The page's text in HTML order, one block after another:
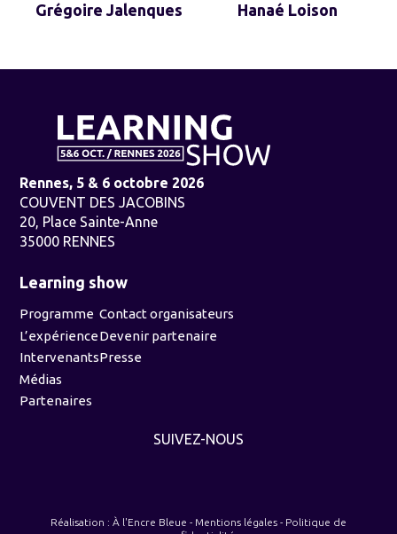
Grégoire Jalenques Hanaé Loison
Rennes, 5 & 6 octobre 2026
COUVENT DES JACOBINS
20, Place Sainte-Anne
35000 RENNES
Learning show
Programme
L’expérience
Intervenants
Médias
Partenaires
Contact organisateurs
Devenir partenaire
Presse
SUIVEZ-NOUS
Réalisation : À l'Encre Bleue - Mentions légales - Politique de